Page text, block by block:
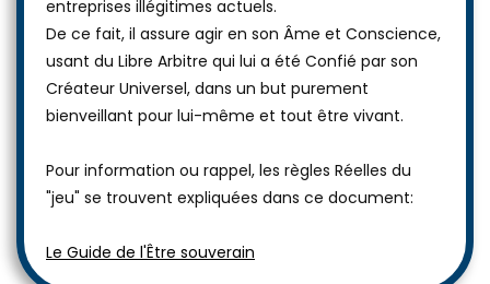
entreprises illégitimes actuels.
De ce fait, il assure agir en son Âme et Conscience,
usant du Libre Arbitre qui lui a été Confié par son
Créateur Universel, dans un but purement
bienveillant pour lui-même et tout être vivant.
Pour information ou rappel, les règles Réelles du
"jeu" se trouvent expliquées dans ce document:
Le Guide de l'Être souverain